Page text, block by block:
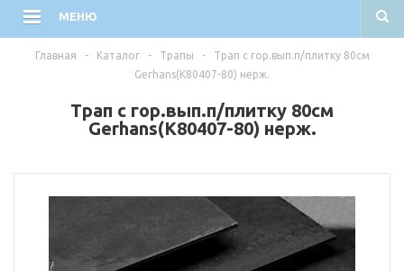
МЕНЮ
Главная - Каталог - Трапы -
Трап с гор.вып.п/плитку 80см
Gerhans(K80407-80) нерж.
Трап с гор.вып.п/плитку 80см
Gerhans(K80407-80) нерж.